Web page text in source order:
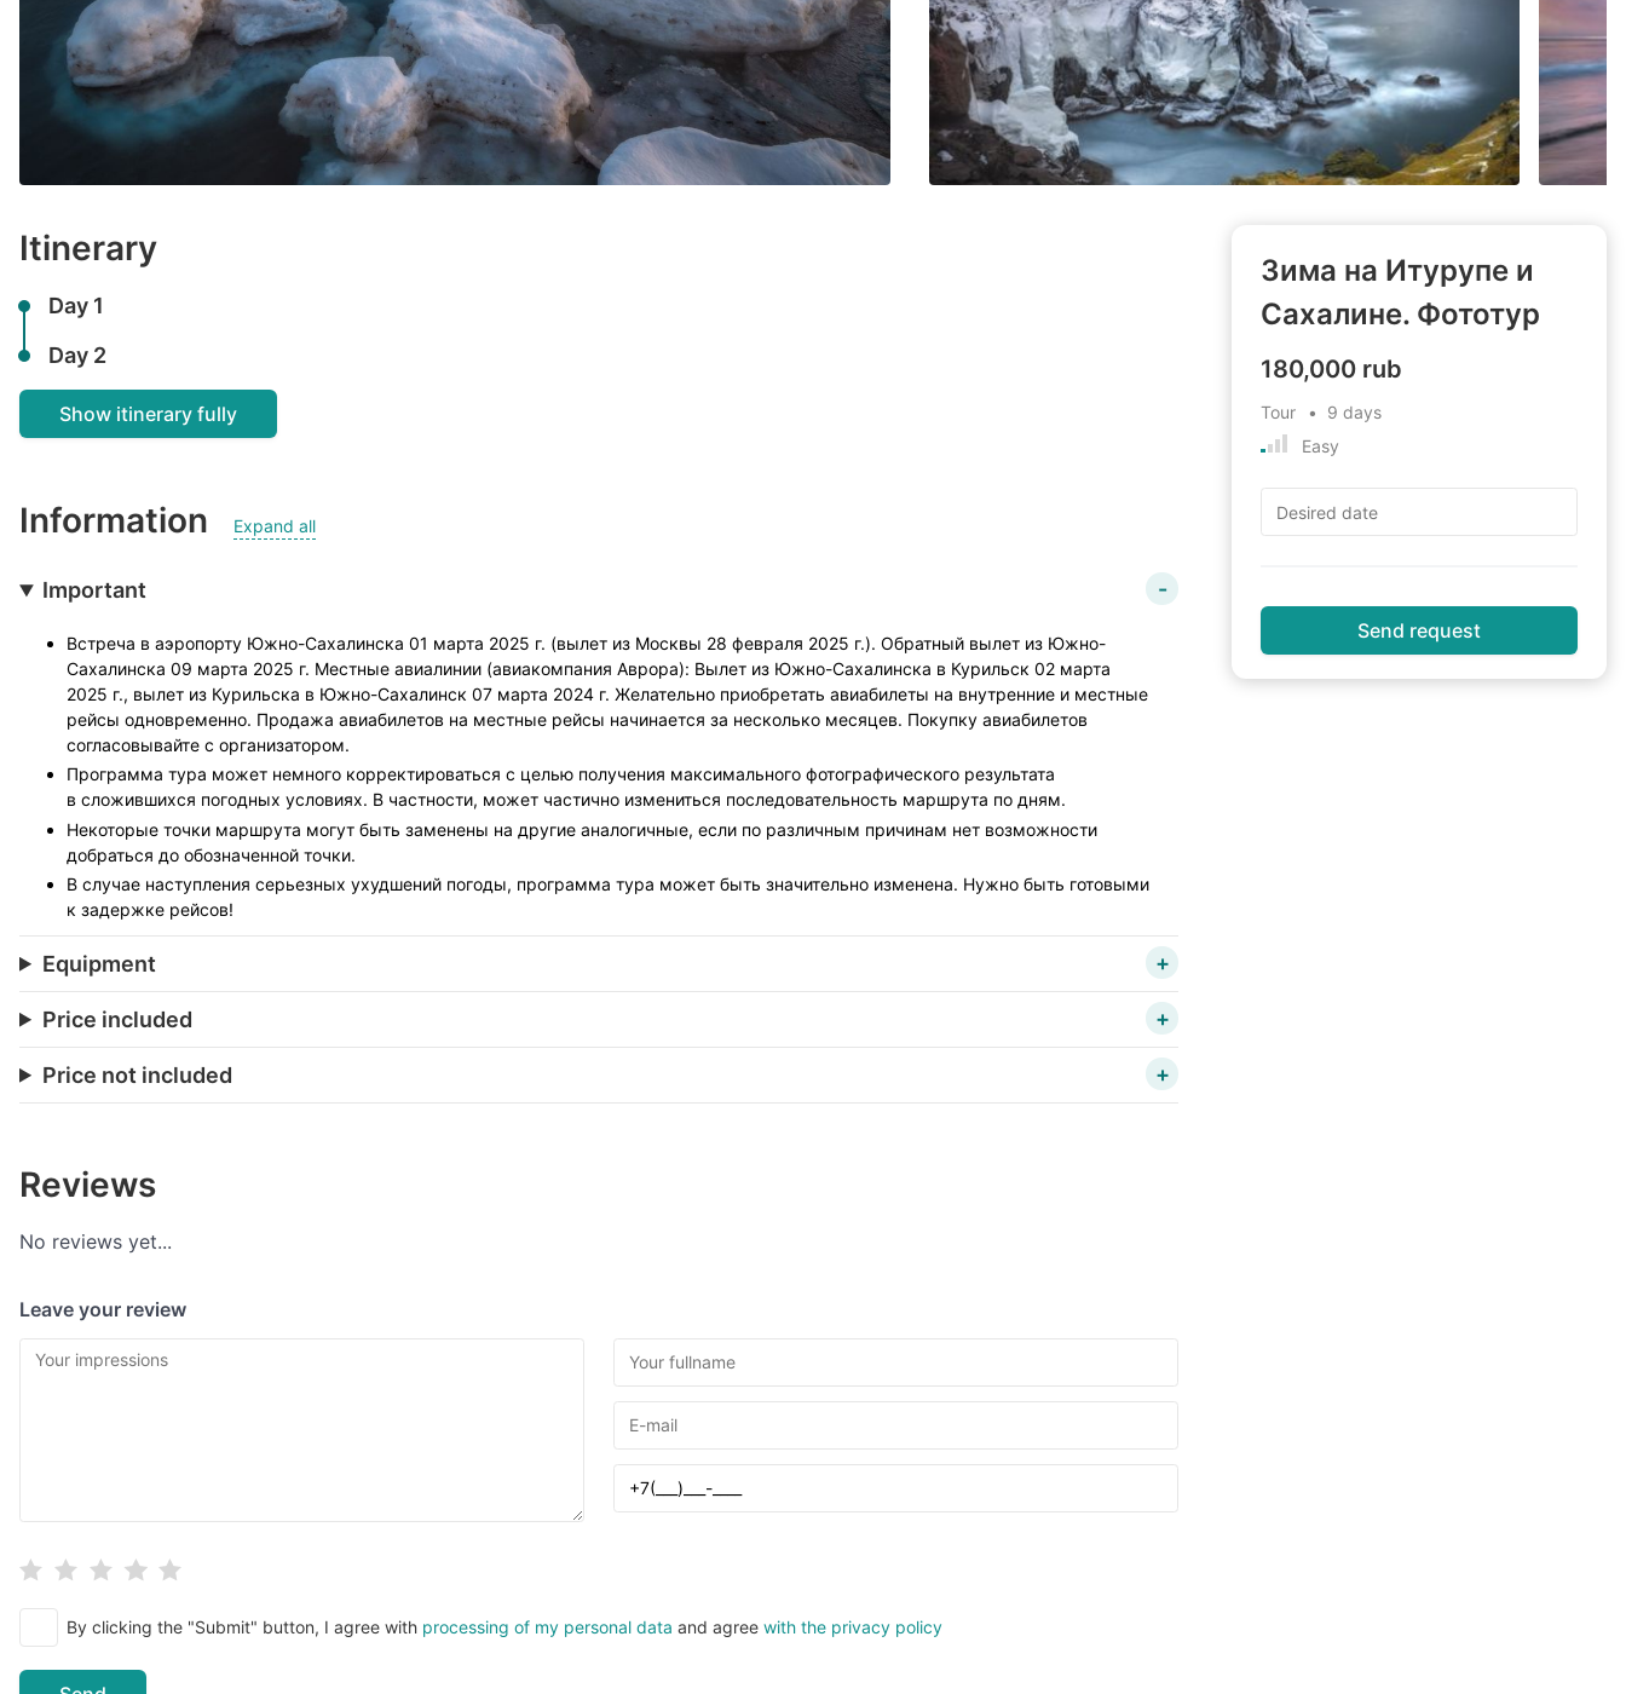
Itinerary
Day 1
Day 2
Show itinerary fully
Information Expand all
Important
Встреча в аэропорту Южно-Сахалинска 01 марта 2025 г. (вылет из Москвы 28 февраля 2025 г.). Обратный вылет из Южно-
Сахалинска 09 марта 2025 г. Местные авиалинии (авиакомпания Аврора): Вылет из Южно-Сахалинска в Курильск 02 марта
2025 г., вылет из Курильска в Южно-Сахалинск 07 марта 2024 г. Желательно приобретать авиабилеты на внутренние и местные
рейсы одновременно. Продажа авиабилетов на местные рейсы начинается за несколько месяцев. Покупку авиабилетов
согласовывайте с организатором.
Программа тура может немного корректироваться с целью получения максимального фотографического результата
в сложившихся погодных условиях. В частности, может частично измениться последовательность маршрута по дням.
Некоторые точки маршрута могут быть заменены на другие аналогичные, если по различным причинам нет возможности
добраться до обозначенной точки.
В случае наступления серьезных ухудшений погоды, программа тура может быть значительно изменена. Нужно быть готовыми
к задержке рейсов!
Equipment
Price included
Price not included
Reviews
No reviews yet...
Leave your review
By clicking the "Submit" button, I agree with processing of my personal data and agree with the privacy policy
Зима на Итурупе и
Сахалине. Фототур
180,000 rub
Tour
9 days
Easy
Send request